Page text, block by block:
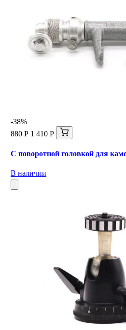
-38%
880 Р 1 410 Р
С поворотной головкой для
В наличии